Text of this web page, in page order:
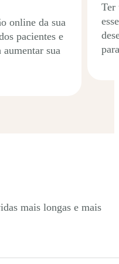
online da sua
pacientes e
sua
Ter
mais longas e mais